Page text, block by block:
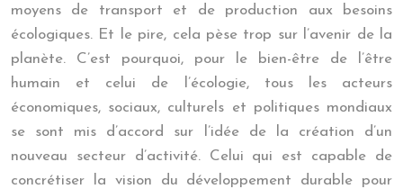
moyens de transport et de production aux besoins
écologiques. Et le pire, cela pèse trop sur l’avenir de la
planète. C’est pourquoi, pour le bien-être de l’être
humain et celui de l’écologie, tous les acteurs
économiques, sociaux, culturels et politiques mondiaux
se sont mis d’accord sur l’idée de la création d’un
nouveau secteur d’activité. Celui qui est capable de
concrétiser la vision du développement durable pour